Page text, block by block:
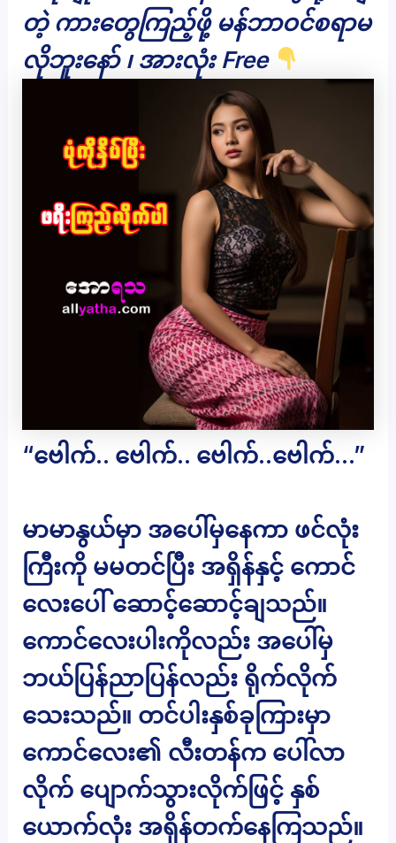
တဲ့ ကားတွေကြည့်ဖို့ မန်ဘာဝင်စရာမ
လိုဘူးနော် ၊ အားလုံး Free
“ဗေါက်.. ဗေါက်.. ဗေါက်..ဗေါက်…”
မာမာနွယ်မှာ အပေါ်မှနေကာ ဖင်လုံး
ကြီးကို မမတင်ပြီး အရှိန်နှင့် ကောင်
လေးပေါ် ဆောင့်ဆောင့်ချသည်။
ကောင်လေးပါးကိုလည်း အပေါ်မှ
ဘယ်ပြန်ညာပြန်လည်း ရိုက်လိုက်
သေးသည်။ တင်ပါးနှစ်ခုကြားမှာ
ကောင်လေး၏ လီးတန်က ပေါ်လာ
လိုက် ပျောက်သွားလိုက်ဖြင့် နှစ်
ယောက်လုံး အရှိန်တက်နေကြသည်။